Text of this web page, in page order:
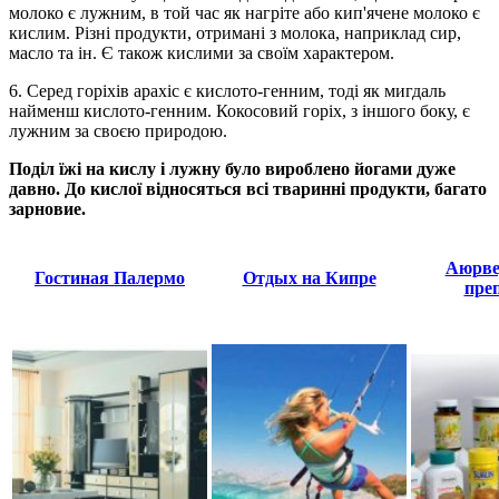
молоко є лужним, в той час як нагріте або кип'ячене молоко є
кислим. Різні продукти, отримані з молока, наприклад сир,
масло та ін. Є також кислими за своїм характером.
6. Серед горіхів арахіс є кислото-генним, тоді як мигдаль
найменш кислото-генним. Кокосовий горіх, з іншого боку, є
лужним за своєю природою.
Поділ їжі на кислу і лужну було вироблено йогами дуже
давно. До кислої відносяться всі тваринні продукти, багато
зарновие.
Гостиная Палермо Отдых на Кипре